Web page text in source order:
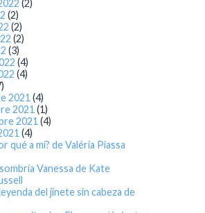
(2)
(2)
(2)
(2)
(3)
(4)
(4)
2021 (4)
2021 (1)
2021 (4)
(4)
qué a mí? de Valéria Piassa
Vanessa de Kate
del jinete sin cabeza de